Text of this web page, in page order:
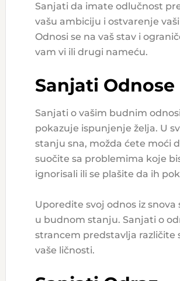
Sanjati da imate odlučnost
vašu ambiciju i ostvarenje
Odnosi se na vaš stav i
vam vi ili drugi nameću.
Sanjati Odnose
Sanjati o vašim budnim
pokazuje ispunjenje želja. U
stanju sna, možda ćete moći
suočite sa problemima koje
ignorisali ili se plašite da ih
Uporedite svoj odnos iz snova
u budnom stanju. Sanjati o
strancem predstavlja različite
vaše ličnosti.